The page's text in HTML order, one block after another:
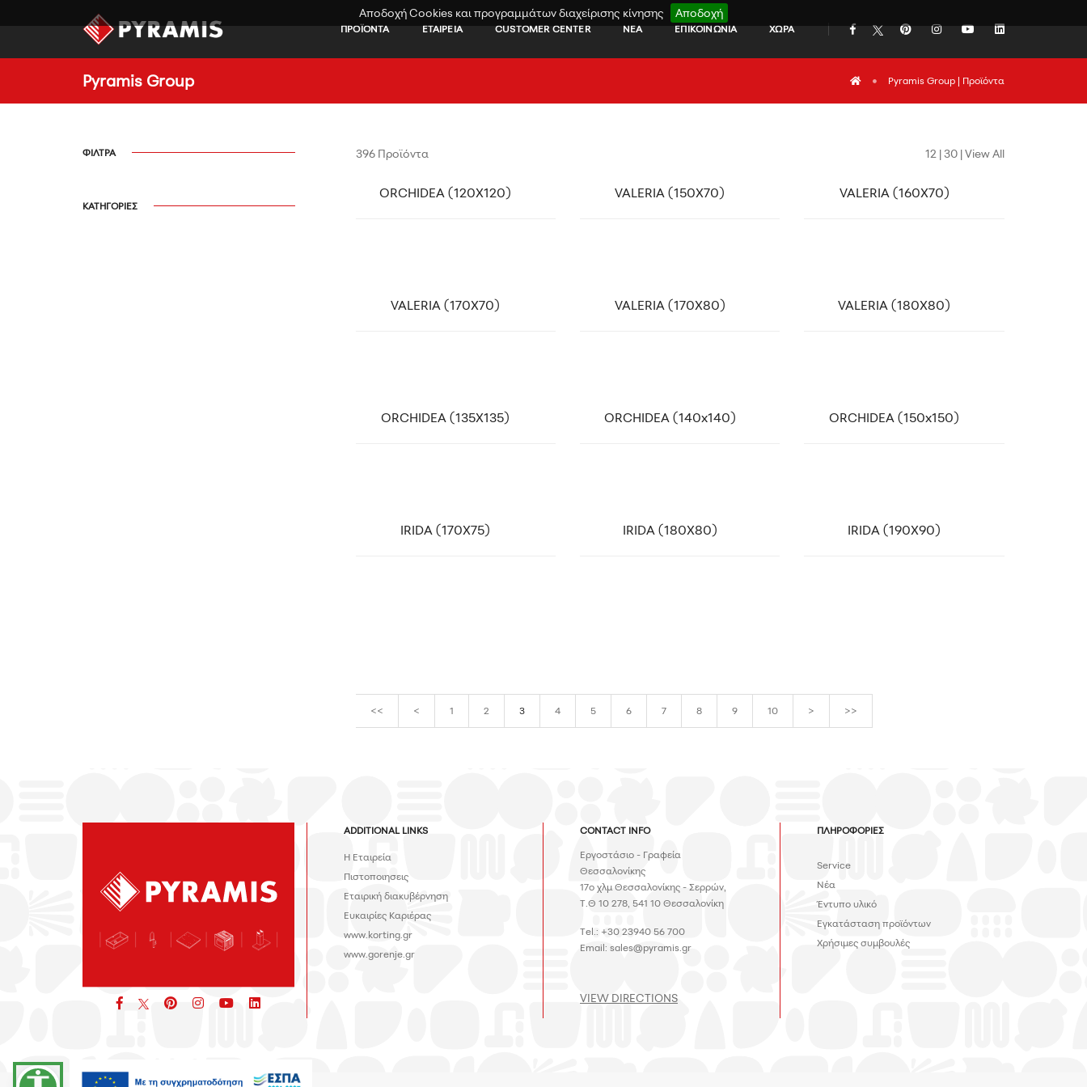
Αποδοχή Cookies και προγραμμάτων διαχείρισης κίνησης Αποδοχή
ΠΡΟΪΟΝΤΑ ΕΤΑΙΡΕΙΑ CUSTOMER CENTER ΝΕΑ ΕΠΙΚΟΙΝΩΝΙΑ ΧΩΡΑ icon icon icon icon
Pyramis Group icon Pyramis Group | Προϊόντα
396 Προϊόντα 12 |30 |View All
ORCHIDEA (120X120) VALERIA (150X70) VALERIA (160X70)
VALERIA (170X70) VALERIA (170X80) VALERIA (180X80)
ORCHIDEA (135X135) ORCHIDEA (140x140) ORCHIDEA (150x150)
IRIDA (170X75) IRIDA (180X80) IRIDA (190X90)
<< < 1 2 3 4 5 6 7 8 9 10 > >>
ΦΙΛΤΡΑ
ΚΑΤΗΓΟΡΙΕΣ
Facebook pinteresticon icon icon
ADDITIONAL LINKS
H Εταιρεία
Πιστοποιησεις
Εταιρική διακυβέρνηση
Ευκαιρίες Καριέρας
www.korting.gr
www.gorenje.gr
CONTACT INFO
Εργοστάσιο - Γραφεία
Θεσσαλονίκης
17ο χλμ Θεσσαλονίκης - Σερρών,
Τ.Θ 10 278, 541 10 Θεσσαλονίκη
Tel.: +30 23940 56 700
Email: sales@pyramis.gr
VIEW DIRECTIONS
ΠΛΗΡΟΦΟΡΙΕΣ
Service
Νέα
Έντυπο υλικό
Εγκατάσταση προϊόντων
Χρήσιμες συμβουλές